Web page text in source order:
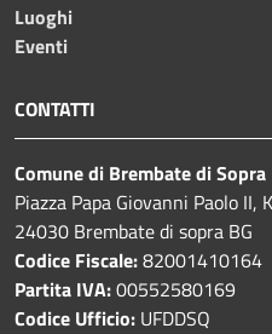
Luoghi
Eventi
CONTATTI
Comune di Brembate di Sopra
Piazza Papa Giovanni Paolo II,
24030 Brembate di sopra BG
Codice Fiscale:82001410164
Partita IVA:00552580169
Codice Ufficio: UFDDSQ